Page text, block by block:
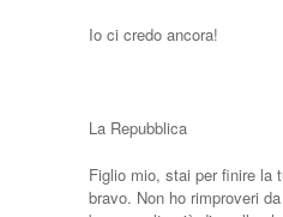
Io ci credo ancora!
La Repubblica
Figlio mio, stai per finire la
bravo. Non ho rimproveri